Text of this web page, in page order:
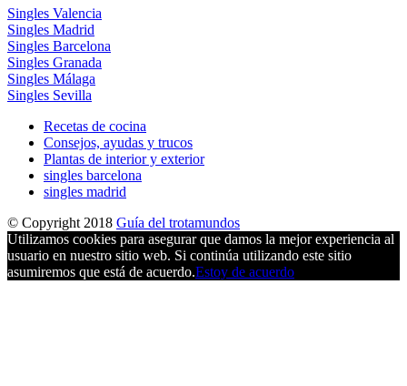
Singles Valencia
Singles Madrid
Singles Barcelona
Singles Granada
Singles Málaga
Singles Sevilla
Recetas de cocina
Consejos, ayudas y trucos
Plantas de interior y exterior
singles barcelona
singles madrid
© Copyright 2018 Guía del trotamundos
Utilizamos cookies para asegurar que damos la mejor experiencia al
usuario en nuestro sitio web. Si continúa utilizando este sitio
asumiremos que está de acuerdo.Estoy de acuerdo